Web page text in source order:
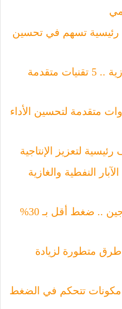
.. 5 تصنيفات رئيسية تسهم في تحسين
تحسين الآبار النفطية والغازية .. 5 تقنيات متقدمة
النفطية الذكية .. 5 أدوات متقدمة لتحسين الأداء
النفطية والغازية
إحياء الآبار النفطية بالنيتروجين .. ضغط أقل بـ 30%
تقنيات حفر آبار النفط .. 6 طرق متطورة لزيادة
فوهة بئر النفط والغاز .. 8 مكونات تتحكم في الضغط